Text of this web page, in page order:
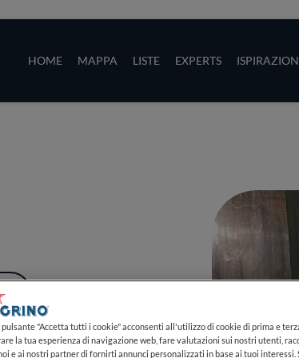
HOME MAPPA LISTE EXPERTS
"Accetta tutti i cookie" acconsenti all'utilizzo di cookie di prima e
la tua esperienza di navigazione web, fare valutazioni sui nostri utenti,
e ai nostri partner di fornirti annunci personalizzati in base ai tuoi interessi.